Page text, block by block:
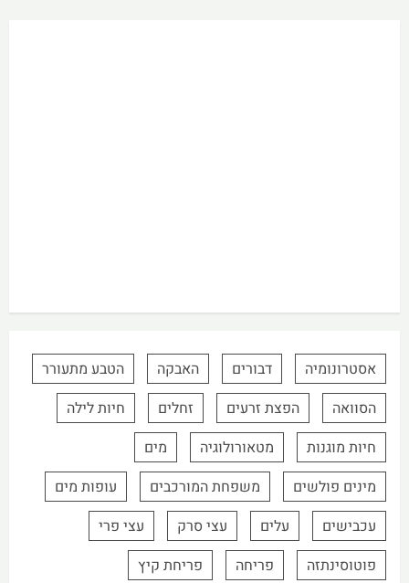
אסטרונומיה דבורים האבקה
הטבע מתעורר
הסוואה
הפצת זרעים זחלים
חיות לילה
חיות מוגנות
מטאורולוגיה
מים
מינים פולשים
משפחת המורכבים
עופות מים
עכבישים
עלים עצי סרק
עצי פרי
פוטוסינתזה
פריחה פריחת קיץ